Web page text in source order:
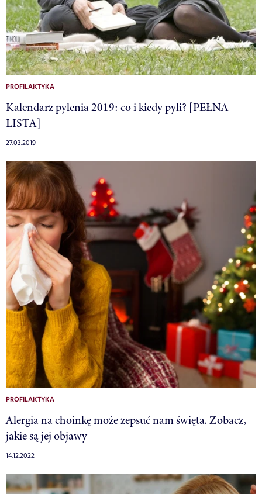
PROFILAKTYKA
Kalendarz pylenia 2019: co i kiedy pyli? [PEŁNA
LISTA]
27.03.2019
PROFILAKTYKA
Alergia na choinkę może zepsuć nam święta. Zobacz,
jakie są jej objawy
14.12.2022